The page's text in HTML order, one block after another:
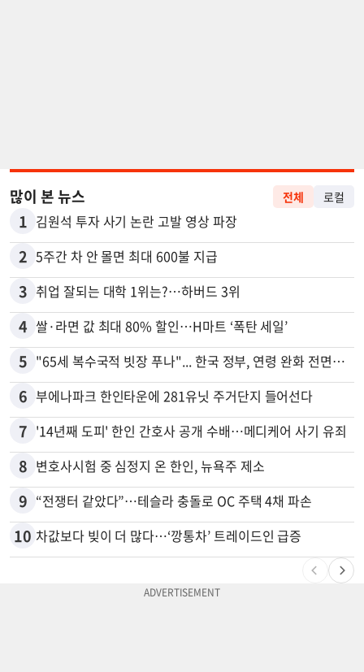
많이 본 뉴스 전체 로컬
1 김원석 투자 사기 논란 고발 영상 파장
2 5주간 차 안 몰면 최대 600불 지급
3 취업 잘되는 대학 1위는?…하버드 3위
4 쌀·라면 값 최대 80% 할인…H마트 ‘폭탄 세일’
5 "65세 복수국적 빗장 푸나"... 한국 정부, 연령 완화 전면 추진
6 부에나파크 한인타운에 281유닛 주거단지 들어선다
7 '14년째 도피' 한인 간호사 공개 수배…메디케어 사기 유죄
8 변호사시험 중 심정지 온 한인, 뉴욕주 제소
9 “전쟁터 같았다”…테슬라 충돌로 OC 주택 4채 파손
10 차값보다 빚이 더 많다…‘깡통차’ 트레이드인 급증